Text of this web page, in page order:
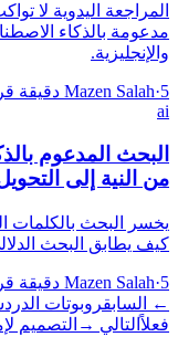
المراجعة اليدوية لا
مدعومة بالذكاء
والإنجليزية.
Mazen Salah·5 دقيقة قراءة
ai
البحث المدعوم
من النية إلى
يخسر البحث بالكلمات
كيف يطابق البحث
Mazen Salah·5 دقيقة قراءة
←
السابقروبوتات
فعلاًالتالي → التصميم